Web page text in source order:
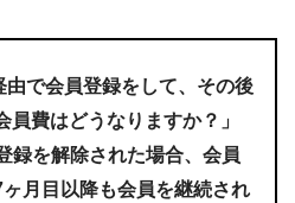
由で会員登録をして、その後
費はどうなりますか？」
録を解除された場合、会員
月目以降も会員を継続され